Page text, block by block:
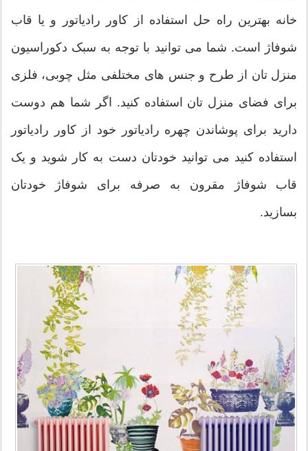
خانه بهترین راه حل استفاده از کاور رادیاتور و یا قاب
شوفاژ است. شما می توانید با توجه به سبک دکوراسیون
منزل تان از طرح و جنس های مختلفی مثل چوبی، فلزی
برای فضای منزل تان استفاده کنید. اگر شما هم دوست
دارید برای پوشاندن چهره رادیاتور خود از کاور رادیاتور
استفاده کنید می توانید خودتان دست به کار شوید و یک
قاب شوفاژ مقرون به صرفه برای شوفاژ خودتان
بسازید.